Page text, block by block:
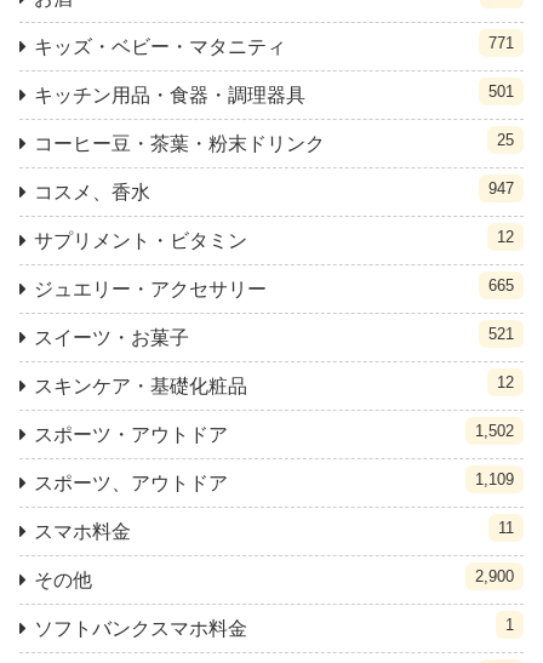
キッズ・ベビー・マタニティ 771
キッチン用品・食器・調理器具 501
コーヒー豆・茶葉・粉末ドリンク 25
コスメ、香水 947
サプリメント・ビタミン 12
ジュエリー・アクセサリー 665
スイーツ・お菓子 521
スキンケア・基礎化粧品 12
スポーツ・アウトドア 1,502
スポーツ、アウトドア 1,109
スマホ料金 11
その他 2,900
ソフトバンクスマホ料金 1